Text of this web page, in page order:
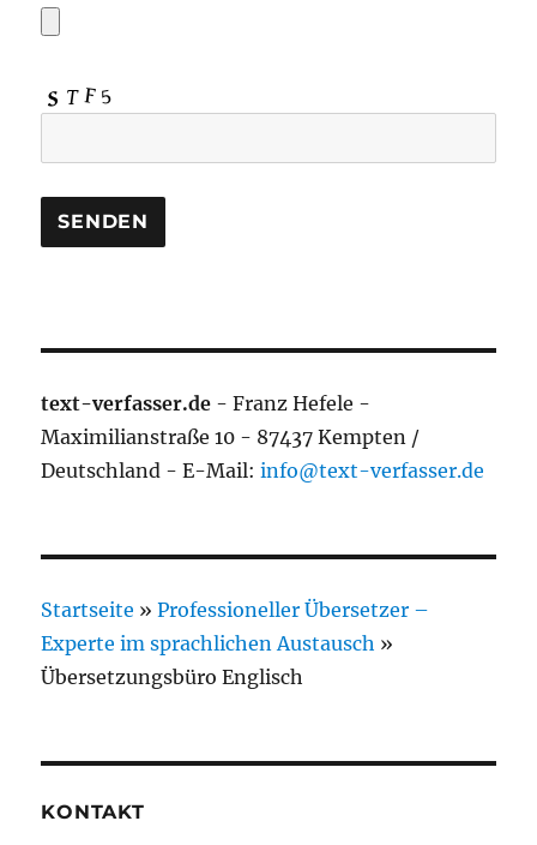
text-verfasser.de - Franz Hefele -
Maximilianstraße 10 - 87437 Kempten /
Deutschland - E-Mail:info@text-verfasser.de
Startseite »Professioneller Übersetzer –
Experte im sprachlichen Austausch »
Übersetzungsbüro Englisch
KONTAKT